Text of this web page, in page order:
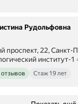
п
а
т
и
Рудольфовна
проспект, 22, Санкт-
институт-1
отзывов
отзывов Стаж 19 лет